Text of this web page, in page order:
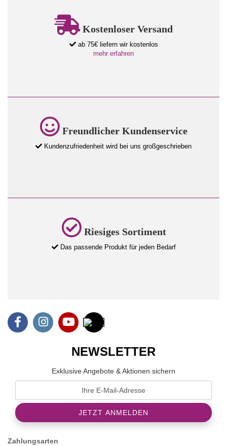
Kostenloser Versand
ab 75€ liefern wir kostenlos
mehr erfahren
Freundlicher Kundenservice
Kundenzufriedenheit wird bei uns großgeschrieben
Riesiges Sortiment
Das passende Produkt für jeden Bedarf
NEWSLETTER
Exklusive Angebote & Aktionen sichern
Zahlungsarten